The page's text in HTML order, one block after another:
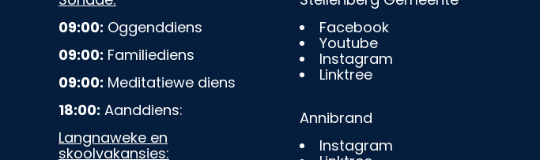
09:00: Oggenddiens
09:00: Familiediens
09:00: Meditatiewe diens
18:00: Aanddiens:
Langnaweke en
skoolvakansies:
Facebook
Youtube
Instagram
Linktree
Annibrand
Instagram